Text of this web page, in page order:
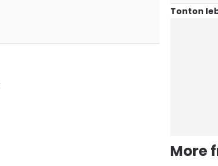
Tonton
More